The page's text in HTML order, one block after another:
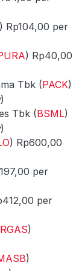
) Rp104,00 per
) Rp40,00
Tbk (PACK)
)
Tbk (BSML)
)
) Rp600,00
per
per
RGAS)
)